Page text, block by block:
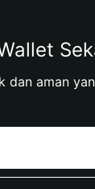
dan aman